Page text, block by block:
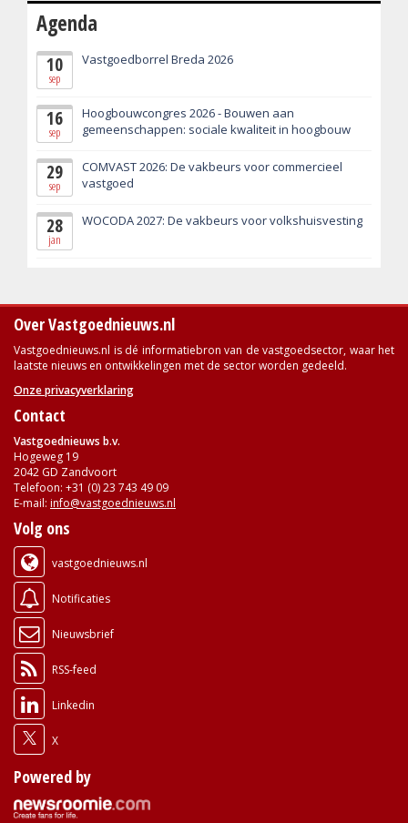
Agenda
10
sep
Vastgoedborrel Breda 2026
16
sep
Hoogbouwcongres 2026 - Bouwen aan
gemeenschappen: sociale kwaliteit in hoogbouw
29
sep
COMVAST 2026: De vakbeurs voor commercieel
vastgoed
28
jan
WOCODA 2027: De vakbeurs voor volkshuisvesting
Over Vastgoednieuws.nl
Vastgoednieuws.nl is dé informatiebron van de vastgoedsector, waar het
laatste nieuws en ontwikkelingen met de sector worden gedeeld.
Onze privacyverklaring
Contact
Vastgoednieuws b.v.
Hogeweg 19
2042 GD Zandvoort
Telefoon: +31 (0) 23 743 49 09
E-mail: info@vastgoednieuws.nl
Volg ons
vastgoednieuws.nl
Notificaties
Nieuwsbrief
RSS-feed
Linkedin
X
Powered by